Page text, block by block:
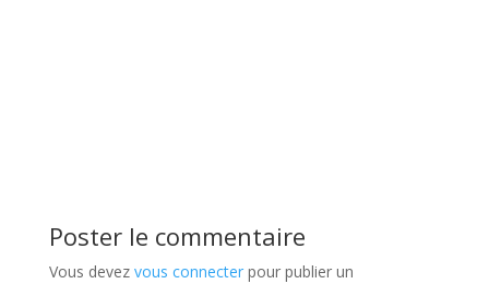
Poster le commentaire
Vous devez vous connecterpour publier un